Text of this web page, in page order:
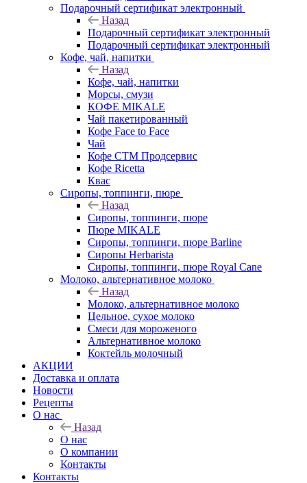
Подарочный сертификат электронный
Назад
Подарочный сертификат электронный
Подарочный сертификат электронный
Кофе, чай, напитки
Назад
Кофе, чай, напитки
Морсы, смузи
КОФЕ MIKALE
Чай пакетированный
Кофе Face to Face
Чай
Кофе СТМ Продсервис
Кофе Ricetta
Квас
Сиропы, топпинги, пюре
Назад
Сиропы, топпинги, пюре
Пюре MIKALE
Сиропы, топпинги, пюре Barline
Сиропы Herbarista
Сиропы, топпинги, пюре Royal Cane
Молоко, альтернативное молоко
Назад
Молоко, альтернативное молоко
Цельное, сухое молоко
Смеси для мороженого
Альтернативное молоко
Коктейль молочный
АКЦИИ
Доставка и оплата
Новости
Рецепты
О нас
Назад
О нас
О компании
Контакты
Контакты